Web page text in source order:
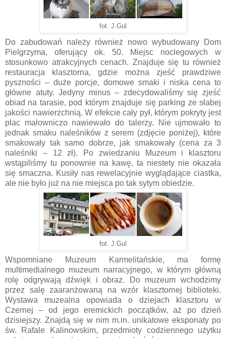
fot. J.Gul
Do zabudowań należy również nowo wybudowany Dom
Pielgrzyma, oferujący ok. 50. Miejsc noclegowych w
stosunkowo atrakcyjnych cenach. Znajduje się tu również
restauracja klasztorna, gdzie można zjeść prawdziwe
pyszności – duże porcje, domowe smaki i niska cena to
główne atuty. Jedyny minus – zdecydowaliśmy się zjeść
obiad na tarasie, pod którym znajduje się parking ze słabej
jakości nawierzchnią. W efekcie cały pył, którym pokryty jest
plac malowniczo nawiewało do talerzy. Nie ujmowało to
jednak smaku naleśników z serem (zdjęcie poniżej), które
smakowały tak samo dobrze, jak smakowały (cena za 3
naleśniki – 12 zł). Po zwiedzaniu Muzeum i klasztoru
wstąpiliśmy tu ponownie na kawę, ta niestety nie okazała
się smaczna. Kusiły nas rewelacyjnie wyglądające ciastka,
ale nie było już na nie miejsca po tak sytym obiedzie.
fot. J.Gul
Wspomniane Muzeum Karmelitańskie, ma formę
multimedialnego muzeum narracyjnego, w którym główną
rolę odgrywają dźwięk i obraz. Do muzeum wchodzimy
przez salę zaaranżowaną na wzór klasztornej biblioteki.
Wystawa muzealna opowiada o dziejach klasztoru w
Czernej – od jego eremickich początków, aż po dzień
dzisiejszy. Znajdą się w nim m.in. unikatowe eksponaty po
św. Rafale Kalinowskim, przedmioty codziennego użytku